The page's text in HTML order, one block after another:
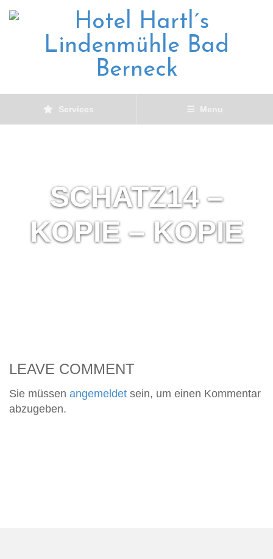
Services Menu
SCHATZ14 –
KOPIE – KOPIE
LEAVE COMMENT
Sie müssen angemeldet sein, um einen Kommentar
abzugeben.